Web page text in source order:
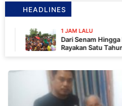
HEADLINES
1 JAM LALU
Dari Senam Hingga
Rayakan Satu Tahun